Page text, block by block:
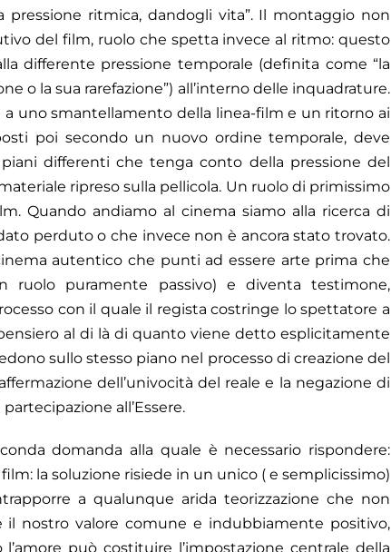
ritmica, dandogli vita”. Il montaggio non
del film, ruolo che spetta invece al ritmo: questo
differente pressione temporale (definita come “la
o la sua rarefazione”) all’interno delle inquadrature.
uno smantellamento della linea-film e un ritorno ai
poi secondo un nuovo ordine temporale, deve
differenti che tenga conto della pressione del
ripreso sulla pellicola. Un ruolo di primissimo
Quando andiamo al cinema siamo alla ricerca di
perduto o che invece non è ancora stato trovato.
autentico che punti ad essere arte prima che
puramente passivo) e diventa testimone,
con il quale il regista costringe lo spettatore a
al di là di quanto viene detto esplicitamente
sullo stesso piano nel processo di creazione del
dell’univocità del reale e la negazione di
all’Essere.
domanda alla quale è necessario rispondere:
la soluzione risiede in un unico ( e semplicissimo)
a qualunque arida teorizzazione che non
il nostro valore comune e indubbiamente positivo,
può costituire l’impostazione centrale della